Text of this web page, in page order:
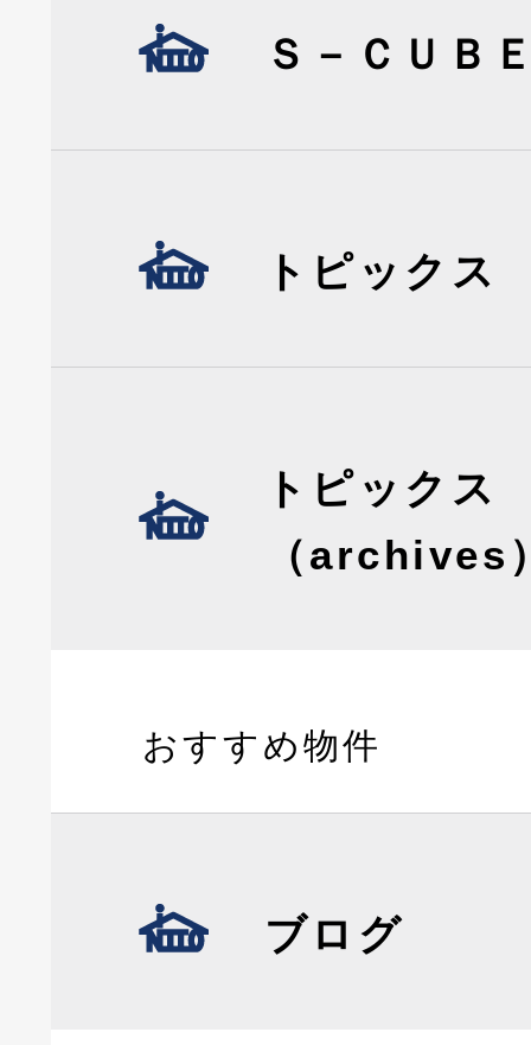
Ｓ－ＣＵＢ
トピックス
トピックス
（archives
おすすめ物件
ブログ